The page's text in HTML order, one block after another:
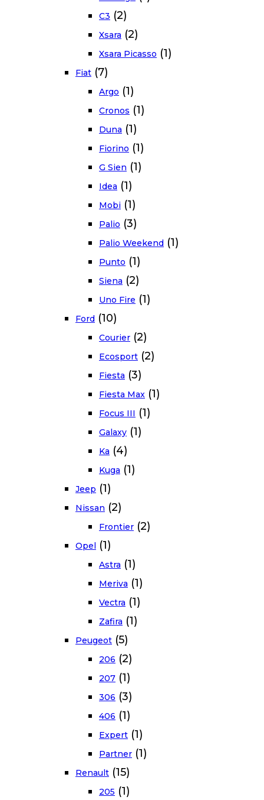
C3 (2)
Xsara (2)
Xsara Picasso (1)
Fiat (7)
Argo (1)
Cronos (1)
Duna (1)
Fiorino (1)
G Sien (1)
Idea (1)
Mobi (1)
Palio (3)
Palio Weekend (1)
Punto (1)
Siena (2)
Uno Fire (1)
Ford (10)
Courier (2)
Ecosport (2)
Fiesta (3)
Fiesta Max (1)
Focus III (1)
Galaxy (1)
Ka (4)
Kuga (1)
Jeep (1)
Nissan (2)
Frontier (2)
Opel (1)
Astra (1)
Meriva (1)
Vectra (1)
Zafira (1)
Peugeot (5)
206 (2)
207 (1)
306 (3)
406 (1)
Expert (1)
Partner (1)
Renault (15)
205 (1)